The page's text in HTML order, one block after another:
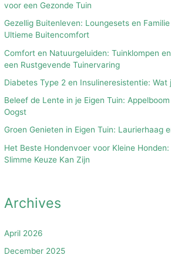
voor een Gezonde Tuin
Gezellig Buitenleven: Loungesets en
Ultieme Buitencomfort
Comfort en Natuurgeluiden: Tuinklompen
een Rustgevende Tuinervaring
Diabetes Type 2 en Insulineresistentie: Wat
Beleef de Lente in je Eigen Tuin:
Oogst
Groen Genieten in Eigen Tuin: Laurierhaag
Het Beste Hondenvoer voor Kleine
Slimme Keuze Kan Zijn
Archives
April 2026
December 2025